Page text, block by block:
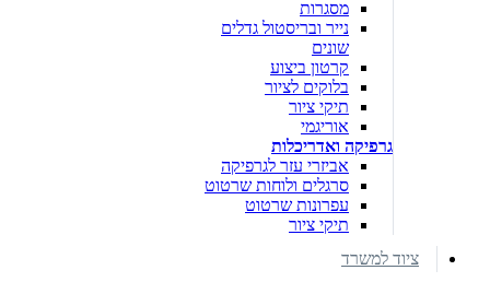
מסגרות
נייר ובריסטול גדלים
שונים
קרטון ביצוע
בלוקים לציור
תיקי ציור
אוריגמי
גרפיקה ואדריכלות
אביזרי עזר לגרפיקה
סרגלים ולוחות שרטוט
עפרונות שרטוט
תיקי ציור
ציוד למשרד